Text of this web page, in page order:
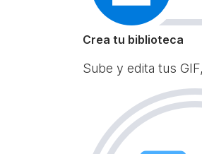
Crea tu biblioteca
Sube y edita tus